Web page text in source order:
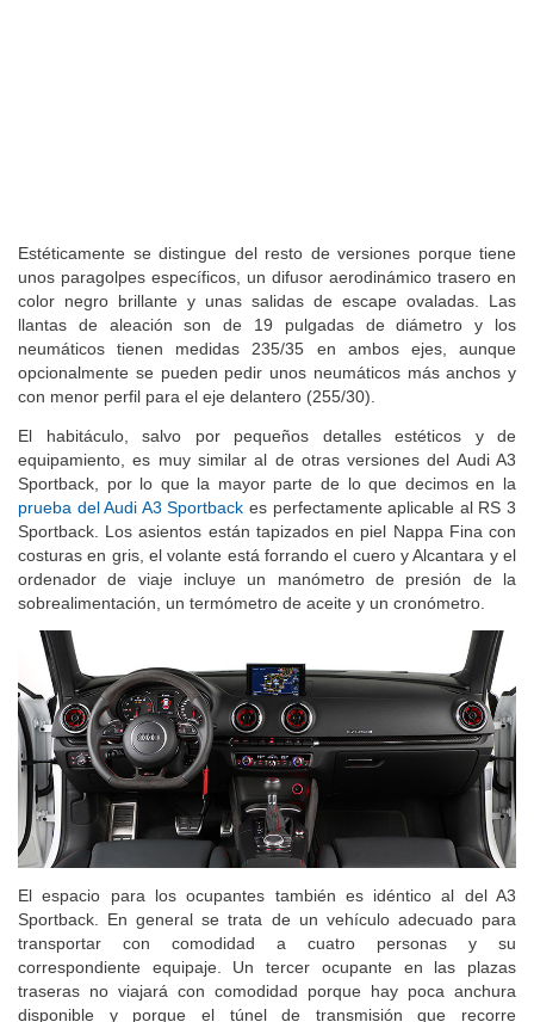
Estéticamente se distingue del resto de versiones porque tiene
unos paragolpes específicos, un difusor aerodinámico trasero en
color negro brillante y unas salidas de escape ovaladas. Las
llantas de aleación son de 19 pulgadas de diámetro y los
neumáticos tienen medidas 235/35 en ambos ejes, aunque
opcionalmente se pueden pedir unos neumáticos más anchos y
con menor perfil para el eje delantero (255/30).
El habitáculo, salvo por pequeños detalles estéticos y de
equipamiento, es muy similar al de otras versiones del Audi A3
Sportback, por lo que la mayor parte de lo que decimos en la
prueba del Audi A3 Sportback es perfectamente aplicable al RS 3
Sportback. Los asientos están tapizados en piel Nappa Fina con
costuras en gris, el volante está forrando el cuero y Alcantara y el
ordenador de viaje incluye un manómetro de presión de la
sobrealimentación, un termómetro de aceite y un cronómetro.
El espacio para los ocupantes también es idéntico al del A3
Sportback. En general se trata de un vehículo adecuado para
transportar con comodidad a cuatro personas y su
correspondiente equipaje. Un tercer ocupante en las plazas
traseras no viajará con comodidad porque hay poca anchura
disponible y porque el túnel de transmisión que recorre